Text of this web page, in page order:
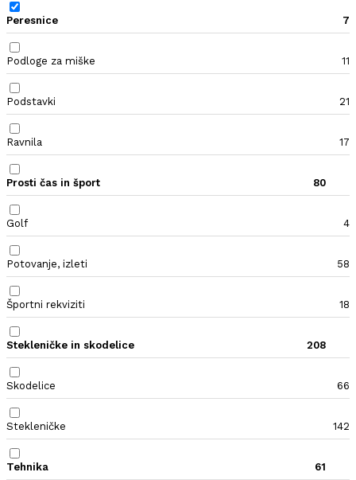
Peresnice 7
Podloge za miške 11
Podstavki 21
Ravnila 17
Prosti čas in šport 80
Golf 4
Potovanje, izleti 58
Športni rekviziti 18
Stekleničke in skodelice 208
Skodelice 66
Stekleničke 142
Tehnika 61